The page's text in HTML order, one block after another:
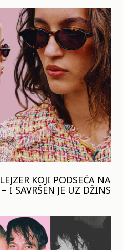
KOJI PODSEĆA NA
I SAVRŠEN JE UZ DŽINS